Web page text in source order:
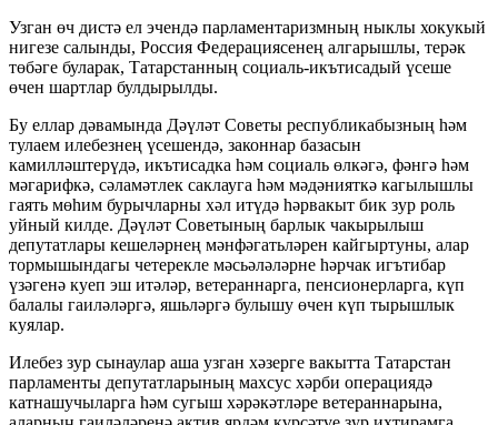
Узган өч дистә ел эчендә парламентаризмның ныклы хокукый
нигезе салынды, Россия Федерациясенең алгарышлы, терәк
төбәге буларак, Татарстанның социаль-икътисадый үсеше
өчен шартлар булдырылды.
Бу еллар дәвамында Дәүләт Советы республикабызның һәм
тулаем илебезнең үсешендә, законнар базасын
камилләштерүдә, икътисадка һәм социаль өлкәгә, фәнгә һәм
мәгарифкә, сәламәтлек саклауга һәм мәдәнияткә кагылышлы
гаять мөһим бурычларны хәл итүдә һәрвакыт бик зур роль
уйный килде. Дәүләт Советының барлык чакырылыш
депутатлары кешеләрнең мәнфәгатьләрен кайгыртуны, алар
тормышындагы четерекле мәсьәләләрне һәрчак игътибар
үзәгенә куеп эш итәләр, ветераннарга, пенсионерларга, күп
балалы гаиләләргә, яшьләргә булышу өчен күп тырышлык
куялар.
Илебез зур сынаулар аша узган хәзерге вакытта Татарстан
парламенты депутатларының махсус хәрби операциядә
катнашучыларга һәм сугыш хәрәкәтләре ветераннарына,